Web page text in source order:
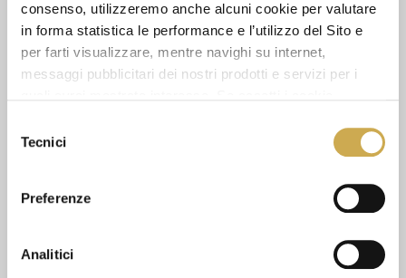
consenso, utilizzeremo anche alcuni cookie per valutare
in forma statistica le performance e l’utilizzo del Sito e
per farti visualizzare, mentre navighi su internet,
messaggi pubblicitari dei nostri prodotti e servizi per i
delTecnici
Preferenze
Analitici